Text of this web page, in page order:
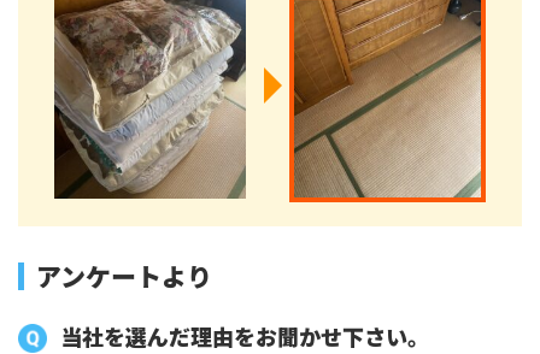
アンケートより
当社を選んだ理由をお聞かせ下さい。